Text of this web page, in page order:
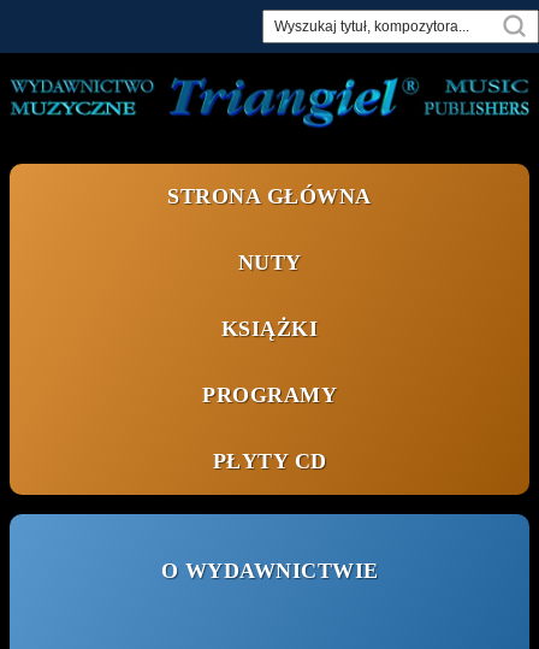
content
STRONA GŁÓWNA
NUTY
KSIĄŻKI
PROGRAMY
PŁYTY CD
O WYDAWNICTWIE